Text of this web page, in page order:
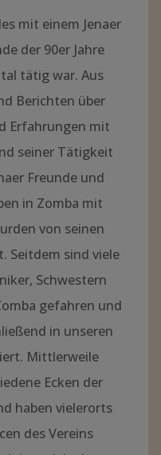
mit einem Jenaer
der 90er Jahre
tätig war. Aus
Berichten über
Erfahrungen mit
seiner Tätigkeit
Freunde und
in Zomba mit
von seinen
Seitdem sind viele
Schwestern
gefahren und
in unseren
Mittlerweile
Ecken der
haben vielerorts
des Vereins